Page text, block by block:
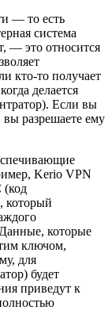
— то есть
система
— это относится
кто-то получает
делается
Если вы
разрешаете ему
Kerio VPN
(код
который
которые
ключом,
для
будет
приведут к